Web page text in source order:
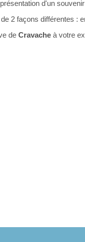
d'un
2 façons différentes :
deCravache à votre